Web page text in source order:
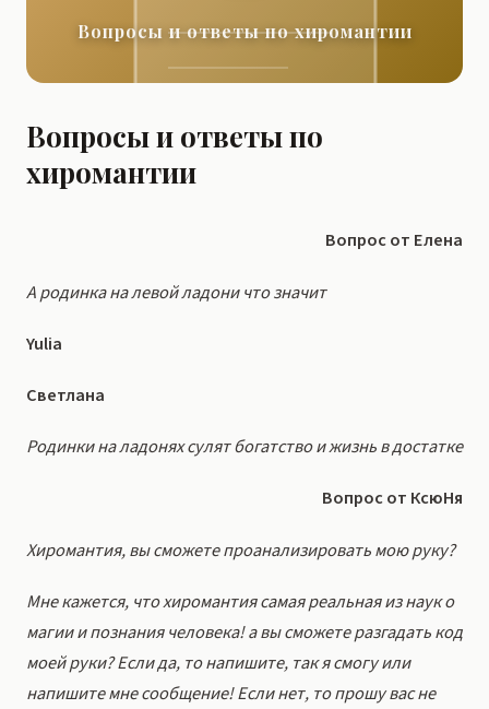
Вопросы и ответы по хиромантии
Вопросы и ответы по
хиромантии
Вопрос от Елена
А родинка на левой ладони что значит
Yulia
Светлана
Родинки на ладонях сулят богатство и жизнь в достатке
Вопрос от КсюНя
Хиромантия, вы сможете проанализировать мою руку?
Мне кажется, что хиромантия самая реальная из наук о
магии и познания человека! а вы сможете разгадать код
моей руки? Если да, то напишите, так я смогу или
напишите мне сообщение! Если нет, то прошу вас не